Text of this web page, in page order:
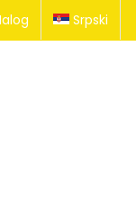
Srpski